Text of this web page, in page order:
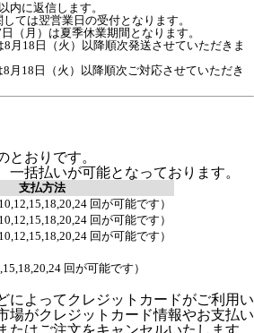
内に返信します。
ては翌営業日の受付となります。
（月）は夏季休業期間となります。
月18日（火）以降順次発送させていただきま
月18日（火）以降順次ご対応させていただき
とおりです。
一括払いが可能となっております。
支払方法
回が可能です）
回が可能です）
回が可能です）
回が可能です）
によってクレジットカードがご利用い
場がクレジットカード情報やお支払い
たはご注文をキャンセルいたします。